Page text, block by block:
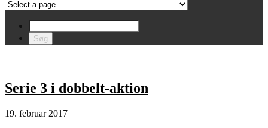
Serie 3 i dobbelt-aktion
19. februar 2017